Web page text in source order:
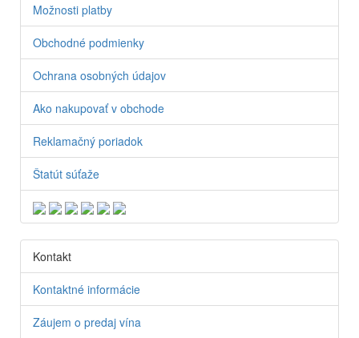
Možnosti platby
Obchodné podmienky
Ochrana osobných údajov
Ako nakupovať v obchode
Reklamačný poriadok
Štatút súťaže
Kontakt
Kontaktné informácie
Záujem o predaj vína